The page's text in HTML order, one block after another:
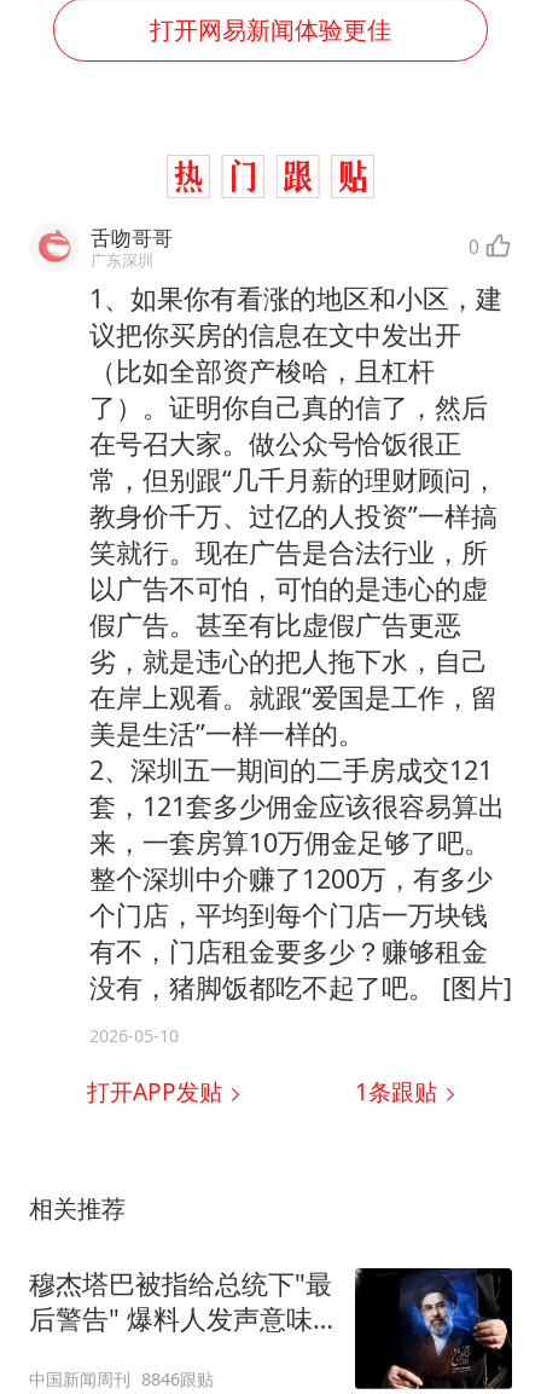
打开网易新闻体验更佳
舌吻哥哥
广东深圳 0
1、如果你有看涨的地区和小区，建
议把你买房的信息在文中发出开
（比如全部资产梭哈，且杠杆
了）。证明你自己真的信了，然后
在号召大家。做公众号恰饭很正
常，但别跟“几千月薪的理财顾问，
教身价千万、过亿的人投资”一样搞
笑就行。现在广告是合法行业，所
以广告不可怕，可怕的是违心的虚
假广告。甚至有比虚假广告更恶
劣，就是违心的把人拖下水，自己
在岸上观看。就跟“爱国是工作，留
美是生活”一样一样的。
2、深圳五一期间的二手房成交121
套，121套多少佣金应该很容易算出
来，一套房算10万佣金足够了吧。
整个深圳中介赚了1200万，有多少
个门店，平均到每个门店一万块钱
有不，门店租金要多少？赚够租金
没有，猪脚饭都吃不起了吧。 [图片]
2026-05-10
打开APP发贴 1条跟贴
相关推荐
穆杰塔巴被指给总统下"最
后警告" 爆料人发声意味
中国新闻周刊 8846跟贴